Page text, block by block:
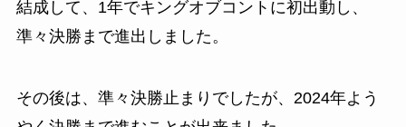
結成して、1年でキングオブコントに初出動し、
準々決勝まで進出しました。
その後は、準々決勝止まりでしたが、2024年よう